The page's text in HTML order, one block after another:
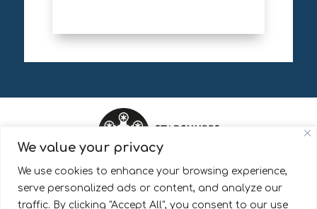
We value your privacy
We use cookies to enhance your browsing experience,
serve personalized ads or content, and analyze our
traffic. By clicking "Accept All", you consent to our use
StadshubbsAlliansen är en del av Pingday AB.